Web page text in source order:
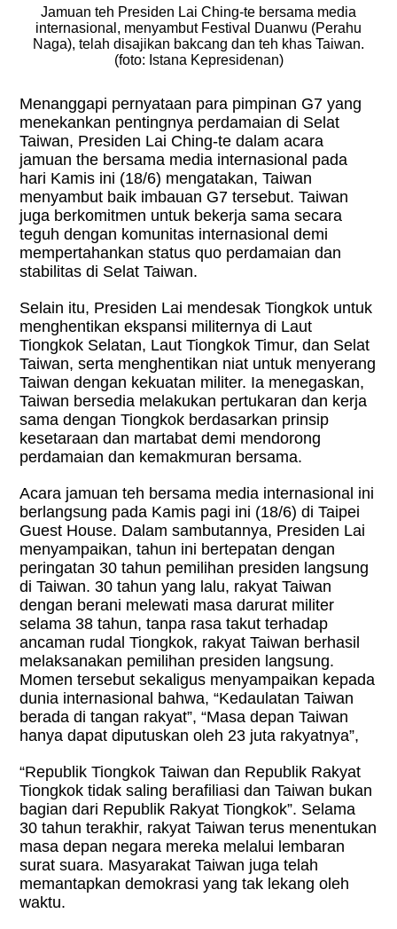
Jamuan teh Presiden Lai Ching-te bersama media
internasional, menyambut Festival Duanwu (Perahu
Naga), telah disajikan bakcang dan teh khas Taiwan.
(foto: Istana Kepresidenan)
Menanggapi pernyataan para pimpinan G7 yang
menekankan pentingnya perdamaian di Selat
Taiwan, Presiden Lai Ching-te dalam acara
jamuan the bersama media internasional pada
hari Kamis ini (18/6) mengatakan, Taiwan
menyambut baik imbauan G7 tersebut. Taiwan
juga berkomitmen untuk bekerja sama secara
teguh dengan komunitas internasional demi
mempertahankan status quo perdamaian dan
stabilitas di Selat Taiwan.
Selain itu, Presiden Lai mendesak Tiongkok untuk
menghentikan ekspansi militernya di Laut
Tiongkok Selatan, Laut Tiongkok Timur, dan Selat
Taiwan, serta menghentikan niat untuk menyerang
Taiwan dengan kekuatan militer. Ia menegaskan,
Taiwan bersedia melakukan pertukaran dan kerja
sama dengan Tiongkok berdasarkan prinsip
kesetaraan dan martabat demi mendorong
perdamaian dan kemakmuran bersama.
Acara jamuan teh bersama media internasional ini
berlangsung pada Kamis pagi ini (18/6) di Taipei
Guest House. Dalam sambutannya, Presiden Lai
menyampaikan, tahun ini bertepatan dengan
peringatan 30 tahun pemilihan presiden langsung
di Taiwan. 30 tahun yang lalu, rakyat Taiwan
dengan berani melewati masa darurat militer
selama 38 tahun, tanpa rasa takut terhadap
ancaman rudal Tiongkok, rakyat Taiwan berhasil
melaksanakan pemilihan presiden langsung.
Momen tersebut sekaligus menyampaikan kepada
dunia internasional bahwa, “Kedaulatan Taiwan
berada di tangan rakyat”, “Masa depan Taiwan
hanya dapat diputuskan oleh 23 juta rakyatnya”,
“Republik Tiongkok Taiwan dan Republik Rakyat
Tiongkok tidak saling berafiliasi dan Taiwan bukan
bagian dari Republik Rakyat Tiongkok”. Selama
30 tahun terakhir, rakyat Taiwan terus menentukan
masa depan negara mereka melalui lembaran
surat suara. Masyarakat Taiwan juga telah
memantapkan demokrasi yang tak lekang oleh
waktu.